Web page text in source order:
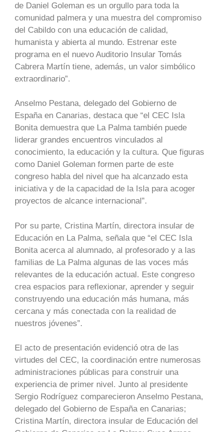
de Daniel Goleman es un orgullo para toda la
comunidad palmera y una muestra del compromiso
del Cabildo con una educación de calidad,
humanista y abierta al mundo. Estrenar este
programa en el nuevo Auditorio Insular Tomás
Cabrera Martín tiene, además, un valor simbólico
extraordinario”.
Anselmo Pestana, delegado del Gobierno de
España en Canarias, destaca que “el CEC Isla
Bonita demuestra que La Palma también puede
liderar grandes encuentros vinculados al
conocimiento, la educación y la cultura. Que figuras
como Daniel Goleman formen parte de este
congreso habla del nivel que ha alcanzado esta
iniciativa y de la capacidad de la Isla para acoger
proyectos de alcance internacional”.
Por su parte, Cristina Martín, directora insular de
Educación en La Palma, señala que “el CEC Isla
Bonita acerca al alumnado, al profesorado y a las
familias de La Palma algunas de las voces más
relevantes de la educación actual. Este congreso
crea espacios para reflexionar, aprender y seguir
construyendo una educación más humana, más
cercana y más conectada con la realidad de
nuestros jóvenes”.
El acto de presentación evidenció otra de las
virtudes del CEC, la coordinación entre numerosas
administraciones públicas para construir una
experiencia de primer nivel. Junto al presidente
Sergio Rodríguez comparecieron Anselmo Pestana,
delegado del Gobierno de España en Canarias;
Cristina Martín, directora insular de Educación del